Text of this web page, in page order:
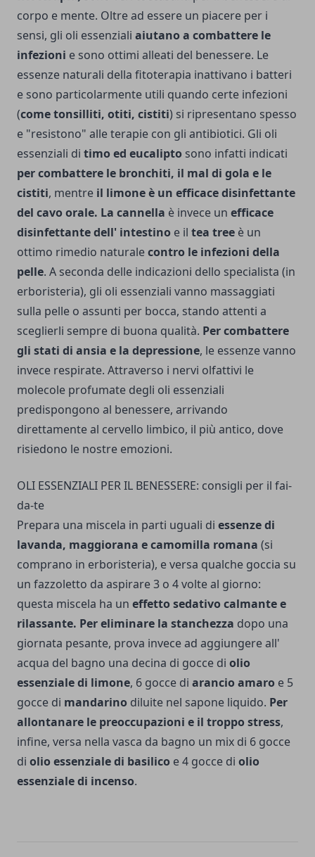
corpo e mente. Oltre ad essere un piacere per i
sensi, gli oli essenziali aiutano a combattere le
infezioni e sono ottimi alleati del benessere. Le
essenze naturali della fitoterapia inattivano i batteri
e sono particolarmente utili quando certe infezioni
(come tonsilliti, otiti, cistiti) si ripresentano spesso
e "resistono" alle terapie con gli antibiotici. Gli oli
essenziali di timo ed eucalipto sono infatti indi­cati
per combattere le bronchiti, il mal di gola e le
cisti­ti, mentre il limone è un efficace disinfettante
del cavo orale. La cannella è invece un efficace
disinfettante dell' intestino e il tea tree è un
ottimo rimedio naturalecontro le infezioni della
pelle. A seconda delle indicazioni dello specialista (in
erboristeria), gli oli essenziali vanno massaggiati
sulla pelle o assunti per bocca, stando attenti a
sceglierli sempre di buona qualità. Per combattere
gli stati di ansia e la depressione, le essenze vanno
invece respirate. Attraverso i nervi olfattivi le
molecole profumate degli oli essenziali
predispongono al benessere, arri­vando
direttamente al cervello limbico, il più antico, dove
risiedono le nostre emozioni.
OLI ESSENZIALI PER IL BENESSERE: consigli per il fai-
da-te
Prepara una miscela in parti uguali di essenze di
lavanda, maggio­rana e camomilla romana (si
comprano in erboristeria), e versa qualche goccia su
un fazzoletto da aspirare 3 o 4 volte al giorno:
questa miscela ha un effetto sedativo calmante e
rilassante. Per eliminare la stan­chezza dopo una
giornata pesante, prova invece ad aggiungere all'
acqua del bagno una decina di gocce di olio
essenziale di limone, 6 gocce di arancio amaro e 5
gocce di mandarino diluite nel sapo­ne liquido. Per
allonta­nare le preoccupazioni e il troppo stress,
infine, versa nella vasca da bagno un mix di 6 gocce
di olio essenziale di basilico e 4 gocce di olio
essenziale di incenso.